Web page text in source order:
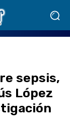
sepsis,
López